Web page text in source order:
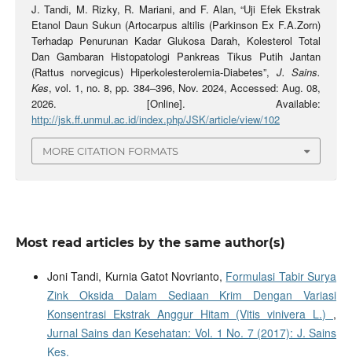
J. Tandi, M. Rizky, R. Mariani, and F. Alan, “Uji Efek Ekstrak
Etanol Daun Sukun (Artocarpus altilis (Parkinson Ex F.A.Zorn)
Terhadap Penurunan Kadar Glukosa Darah, Kolesterol Total
Dan Gambaran Histopatologi Pankreas Tikus Putih Jantan
(Rattus norvegicus) Hiperkolesterolemia-Diabetes”, J. Sains.
Kes, vol. 1, no. 8, pp. 384–396, Nov. 2024, Accessed: Aug. 08,
2026. [Online]. Available:
http://jsk.ff.unmul.ac.id/index.php/JSK/article/view/102
MORE CITATION FORMATS
Most read articles by the same author(s)
Joni Tandi, Kurnia Gatot Novrianto, Formulasi Tabir Surya
Zink Oksida Dalam Sediaan Krim Dengan Variasi
Konsentrasi Ekstrak Anggur Hitam (Vitis vinivera L.) ,
Jurnal Sains dan Kesehatan: Vol. 1 No. 7 (2017): J. Sains
Kes.